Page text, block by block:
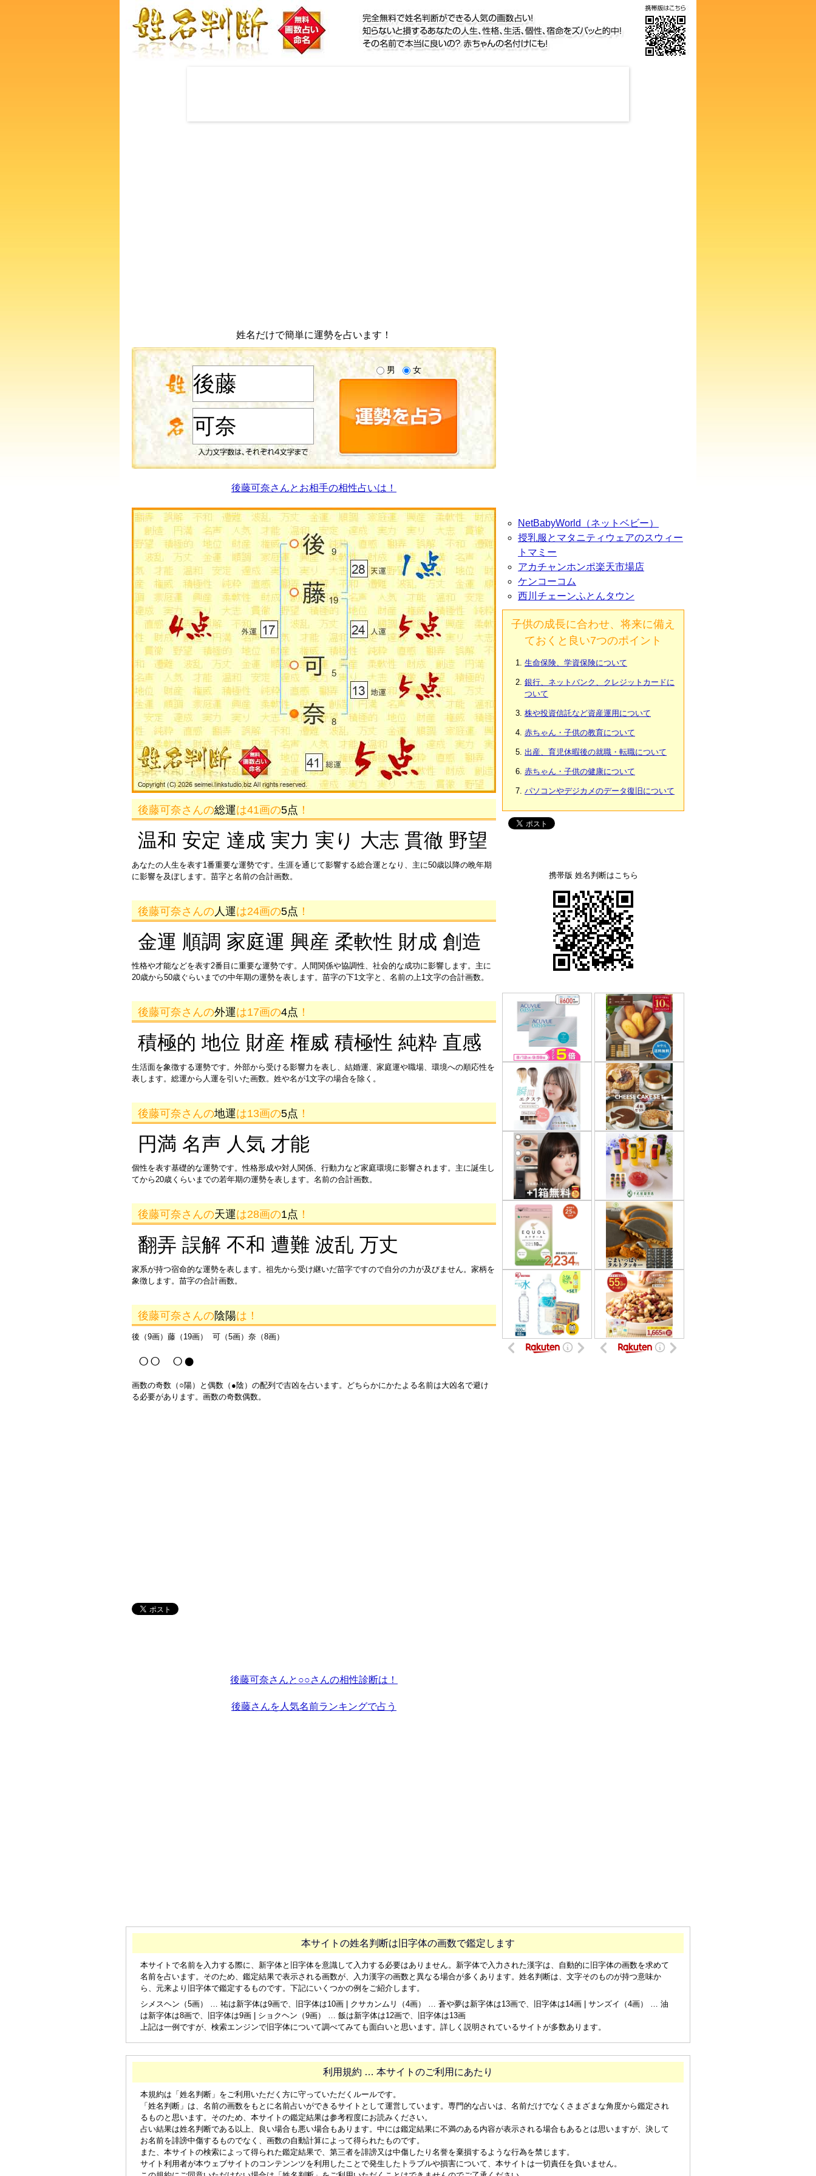
姓名だけで簡単に運勢を占います！
男 女
後藤可奈さんとお相手の相性占いは！
後藤可奈さんの総運は41画の5点 ！
温和 安定 達成 実力 実り 大志 貫徹 野望
あなたの人生を表す1番重要な運勢です。生涯を通じて影響する総合運となり、主に50歳以降の晩年期
に影響を及ぼします。苗字と名前の合計画数。
後藤可奈さんの 人運は24画の5点 ！
金運 順調 家庭運 興産 柔軟性 財成 創造
性格や才能などを表す2番目に重要な運勢です。人間関係や協調性、社会的な成功に影響します。主に
20歳から50歳ぐらいまでの中年期の運勢を表します。苗字の下1文字と、名前の上1文字の合計画数。
後藤可奈さんの外運は17画の4点 ！
積極的 地位 財産 権威 積極性 純粋 直感
生活面を象徴する運勢です。外部から受ける影響力を表し、結婚運、家庭運や職場、環境への順応性を
表します。総運から人運を引いた画数。姓や名が1文字の場合を除く。
後藤可奈さんの地運は13画の5点 ！
円満 名声 人気 才能
個性を表す基礎的な運勢です。性格形成や対人関係、行動力など家庭環境に影響されます。主に誕生し
てから20歳くらいまでの若年期の運勢を表します。名前の合計画数。
後藤可奈さんの天運は28画の1点 ！
翻弄 誤解 不和 遭難 波乱 万丈
家系が持つ宿命的な運勢を表します。祖先から受け継いだ苗字ですので自分の力が及びません。家柄を
象徴します。苗字の合計画数。
後藤可奈さんの陰陽は！
後（9画）藤（19画） 可（5画）奈（8画）
○○ ○●
画数の奇数（○陽）と偶数（●陰）の配列で吉凶を占います。どちらかにかたよる名前は大凶名で避け
る必要があります。画数の奇数偶数。
後藤可奈さんと○○さんの相性診断は！
後藤さんを人気名前ランキングで占う
NetBabyWorld（ネットベビー）
授乳服とマタニティウェアのスウィー
トマミー
アカチャンホンポ楽天市場店
ケンコーコム
西川チェーンふとんタウン
子供の成長に合わせ、将来に備え
ておくと良い7つのポイント
生命保険、学資保険について
銀行、ネットバンク、クレジットカードに
ついて
株や投資信託など資産運用について
赤ちゃん・子供の教育について
出産、育児休暇後の就職・転職について
赤ちゃん・子供の健康について
パソコンやデジカメのデータ復旧について
携帯版 姓名判断はこちら
本サイトの姓名判断は旧字体の画数で鑑定します
本サイトで名前を入力する際に、新字体と旧字体を意識して入力する必要はありません。新字体で入力された漢字は、自動的に旧字体の画数を求めて
名前を占います。そのため、鑑定結果で表示される画数が、入力漢字の画数と異なる場合が多くあります。姓名判断は、文字そのものが持つ意味か
ら、元来より旧字体で鑑定するものです。下記にいくつかの例をご紹介します。
シメスヘン（5画） … 祐は新字体は9画で、旧字体は10画 | クサカンムリ（4画） … 蒼や夢は新字体は13画で、旧字体は14画 | サンズイ（4画） … 油
は新字体は8画で、旧字体は9画 | ショクヘン（9画） … 飯は新字体は12画で、旧字体は13画
上記は一例ですが、検索エンジンで旧字体について調べてみても面白いと思います。詳しく説明されているサイトが多数あります。
利用規約 … 本サイトのご利用にあたり
本規約は「姓名判断」をご利用いただく方に守っていただくルールです。
「姓名判断」は、名前の画数をもとに名前占いができるサイトとして運営しています。専門的な占いは、名前だけでなくさまざまな角度から鑑定され
るものと思います。そのため、本サイトの鑑定結果は参考程度にお読みください。
占い結果は姓名判断である以上、良い場合も悪い場合もあります。中には鑑定結果に不満のある内容が表示される場合もあるとは思いますが、決して
お名前を誹謗中傷するものでなく、画数の自動計算によって得られたものです。
また、本サイトの検索によって得られた鑑定結果で、第三者を誹謗又は中傷したり名誉を棄損するような行為を禁じます。
サイト利用者が本ウェブサイトのコンテンンツを利用したことで発生したトラブルや損害について、本サイトは一切責任を負いません。